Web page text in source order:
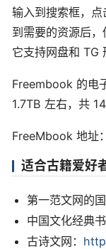
输入到搜索框，
到需要的资源后，
它支持网盘和 TG
Freembook 的电
1.7TB 左右，共
FreeMbook 地址：
适合古籍爱好
第一范文网的
中国文化经典书
古诗文网：